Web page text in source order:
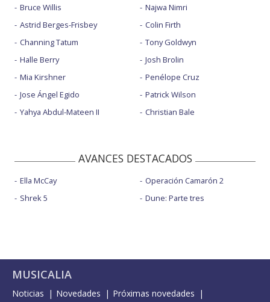
Bruce Willis
Astrid Berges-Frisbey
Channing Tatum
Halle Berry
Mia Kirshner
Jose Ángel Egido
Yahya Abdul-Mateen II
Najwa Nimri
Colin Firth
Tony Goldwyn
Josh Brolin
Penélope Cruz
Patrick Wilson
Christian Bale
AVANCES DESTACADOS
Ella McCay
Shrek 5
Operación Camarón 2
Dune: Parte tres
MUSICALIA
Noticias Novedades
Próximas novedades